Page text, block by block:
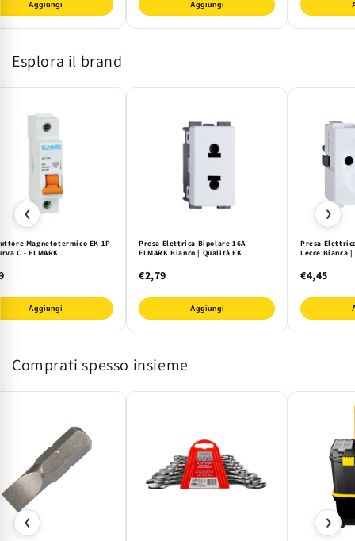
Aggiungi Aggiungi
Esplora il brand
❮
Magnetotermico EK 1P
C - ELMARK
Aggiungi
Presa Elettrica Bipolare 16A
ELMARK Bianco | Qualità EK
€2,79
Aggiungi
Presa
Lecce Bianca |
€4,45
❯
Comprati spesso insieme
❮ ❯